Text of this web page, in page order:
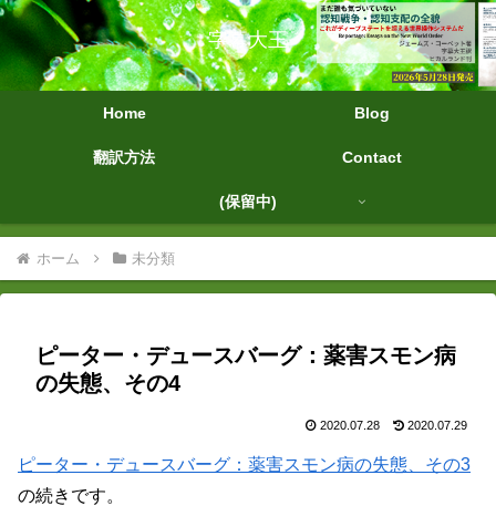
字幕大王
Home Blog
翻訳方法 Contact
(保留中)
ホーム 未分類
ピーター・デュースバーグ：薬害スモン病
の失態、その4
2020.07.28 2020.07.29
ピーター・デュースバーグ：薬害スモン病の失態、その3
の続きです。